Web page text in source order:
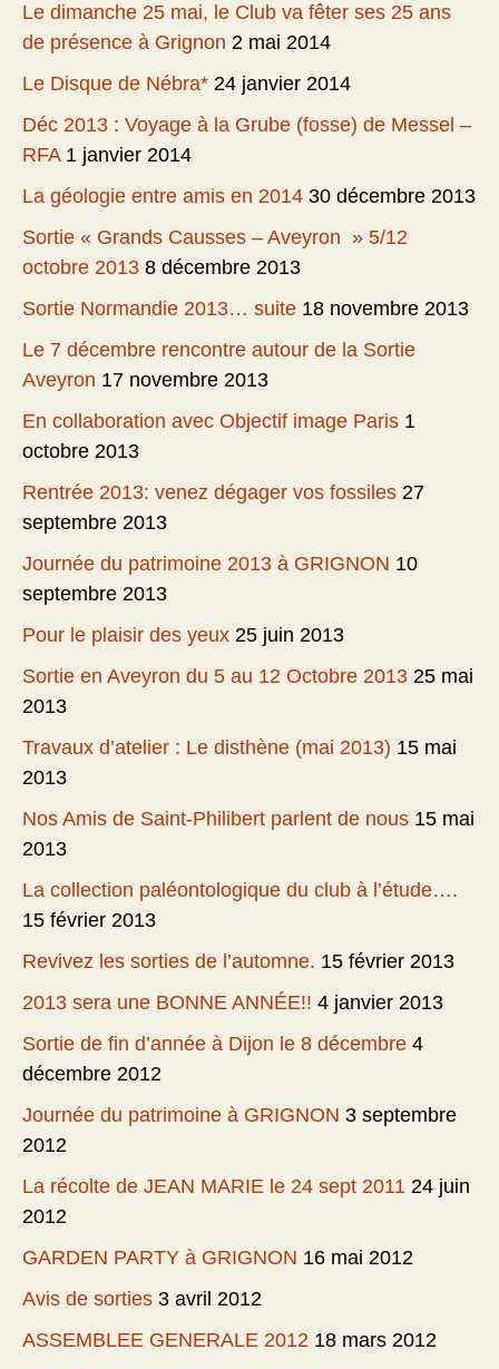
Le dimanche 25 mai, le Club va fêter ses 25 ans
de présence à Grignon 2 mai 2014
Le Disque de Nébra* 24 janvier 2014
Déc 2013 : Voyage à la Grube (fosse) de Messel –
RFA 1 janvier 2014
La géologie entre amis en 2014 30 décembre 2013
Sortie « Grands Causses – Aveyron » 5/12
octobre 2013 8 décembre 2013
Sortie Normandie 2013… suite 18 novembre 2013
Le 7 décembre rencontre autour de la Sortie
Aveyron 17 novembre 2013
En collaboration avec Objectif image Paris 1
octobre 2013
Rentrée 2013: venez dégager vos fossiles 27
septembre 2013
Journée du patrimoine 2013 à GRIGNON 10
septembre 2013
Pour le plaisir des yeux 25 juin 2013
Sortie en Aveyron du 5 au 12 Octobre 2013 25 mai
2013
Travaux d’atelier : Le disthène (mai 2013) 15 mai
2013
Nos Amis de Saint-Philibert parlent de nous 15 mai
2013
La collection paléontologique du club à l’étude….
15 février 2013
Revivez les sorties de l’automne. 15 février 2013
2013 sera une BONNE ANNÉE!! 4 janvier 2013
Sortie de fin d’année à Dijon le 8 décembre 4
décembre 2012
Journée du patrimoine à GRIGNON 3 septembre
2012
La récolte de JEAN MARIE le 24 sept 2011 24 juin
2012
GARDEN PARTY à GRIGNON 16 mai 2012
Avis de sorties 3 avril 2012
ASSEMBLEE GENERALE 2012 18 mars 2012